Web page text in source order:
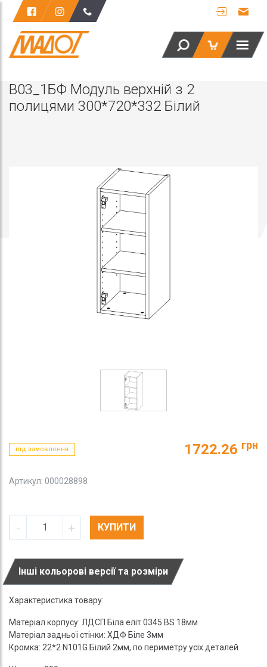
В03_1БФ Модуль верхній з 2
полицями 300*720*332 Білий
під замовлення 1722.26 грн
Артикул: 000028898
- + КУПИТИ
Інші кольорові версії та розміри
Характеристика товару:
Матеріал корпусу: ЛДСП Біла еліт 0345 BS 18мм
Матеріал задньої стінки: ХДФ Біле 3мм
Кромка: 22*2 N101G Білий 2мм, по периметру усіх деталей